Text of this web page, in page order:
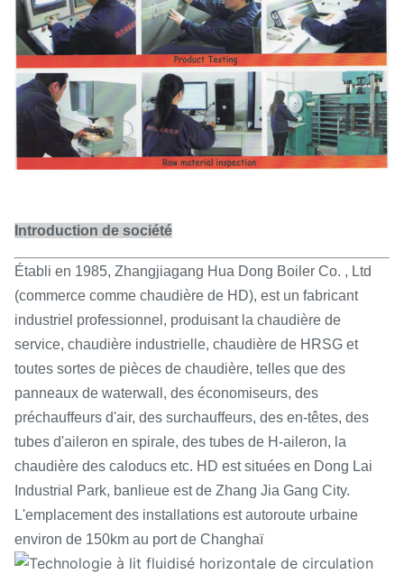
Introduction de société
Établi en 1985, Zhangjiagang Hua Dong Boiler Co. , Ltd
(commerce comme chaudière de HD), est un fabricant
industriel professionnel, produisant la chaudière de
service, chaudière industrielle, chaudière de HRSG et
toutes sortes de pièces de chaudière, telles que des
panneaux de waterwall, des économiseurs, des
préchauffeurs d'air, des surchauffeurs, des en-têtes, des
tubes d'aileron en spirale, des tubes de H-aileron, la
chaudière des caloducs etc. HD est situées en Dong Lai
Industrial Park, banlieue est de Zhang Jia Gang City.
L'emplacement des installations est autoroute urbaine
environ de 150km au port de Changhaï